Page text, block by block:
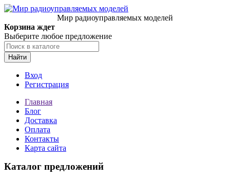
Мир радиоуправляемых моделей
Корзина ждет
Выберите любое предложение
Найти
Вход
Регистрация
Главная
Блог
Доставка
Оплата
Контакты
Карта сайта
Каталог предложений